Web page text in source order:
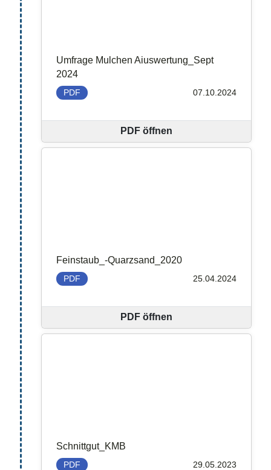
Umfrage Mulchen Aiuswertung_Sept
2024
PDF 07.10.2024
PDF öffnen
Feinstaub_-Quarzsand_2020
PDF 25.04.2024
PDF öffnen
Schnittgut_KMB
PDF 29.05.2023